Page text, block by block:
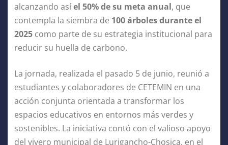
alcanzando asíel 50% de su meta anual, que
contempla la siembra de 100 árboles durante el
2025 como parte de su estrategia institucional para
reducir su huella de carbono.
La jornada, realizada el pasado 5 de junio, reunió a
estudiantes y colaboradores de CETEMIN en una
acción conjunta orientada a transformar los
espacios educativos en entornos más verdes y
sostenibles. La iniciativa contó con el valioso apoyo
del vivero municipal de Lurigancho-Chosica, en el